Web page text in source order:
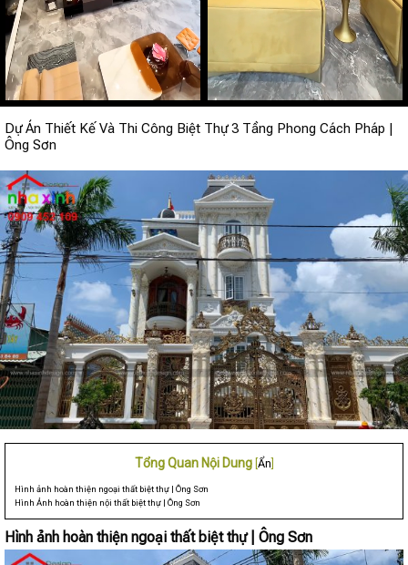
Dự Án Thiết Kế Và Thi Công Biệt Thự 3 Tầng Phong Cách Pháp |
Ông Sơn
Tổng Quan Nội Dung Ẩn
Hình ảnh hoàn thiện ngoại thất biệt thự | Ông Sơn
Hình Ảnh hoàn thiện nội thất biệt thự | Ông Sơn
Hình ảnh hoàn thiện ngoại thất biệt thự | Ông Sơn